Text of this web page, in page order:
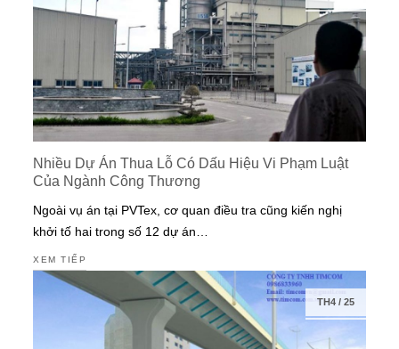
Nhiều Dự Án Thua Lỗ Có Dấu Hiệu Vi Phạm Luật
Của Ngành Công Thương
Ngoài vụ án tại PVTex, cơ quan điều tra cũng kiến nghị
khởi tố hai trong số 12 dự án…
XEM TIẾP
TH4/ 25